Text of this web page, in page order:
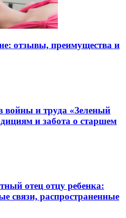
отзывы, преимущества и
войны и труда «Зеленый
и забота о старшем
отец отцу ребенка:
связи, распространенные